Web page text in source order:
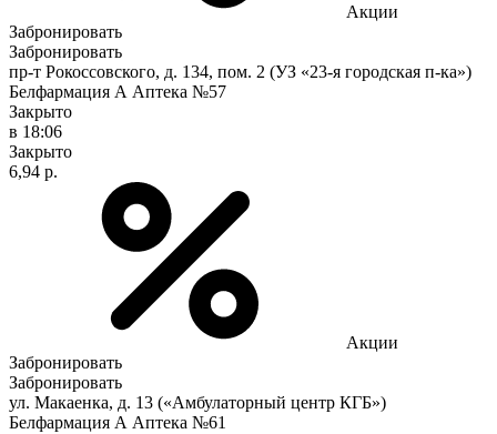
Акции
Забронировать
Забронировать
пр-т Рокоссовского, д. 134, пом. 2 (УЗ «23-я городская п-ка»)
Белфармация А Аптека №57
Закрыто
в 18:06
Закрыто
6,94 р.
Акции
Забронировать
Забронировать
ул. Макаенка, д. 13 («Амбулаторный центр КГБ»)
Белфармация А Аптека №61